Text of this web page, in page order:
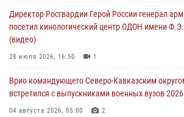
05 августа 2026, 12:40
Росгвардейцы приняли участие в акции «Волна
посвящённой 83‑й годовщине освобождения
05 августа 2026, 12:13 1
Директор Росгвардии Герой России генерал
посетил кинологический центр ОДОН имени
(видео)
28 июля 2026, 16:50 1
Врио командующего Северо-Кавказским
встретился с выпускниками военных вузов
04 августа 2026, 05:00 2